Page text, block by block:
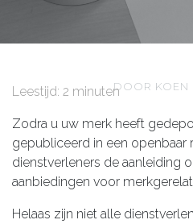
DOOR KOEN
Leestijd: 2 minuten
Zodra u uw merk heeft
gepubliceerd in een openbaar
dienstverleners de aanleiding
aanbiedingen voor
Helaas zijn niet alle